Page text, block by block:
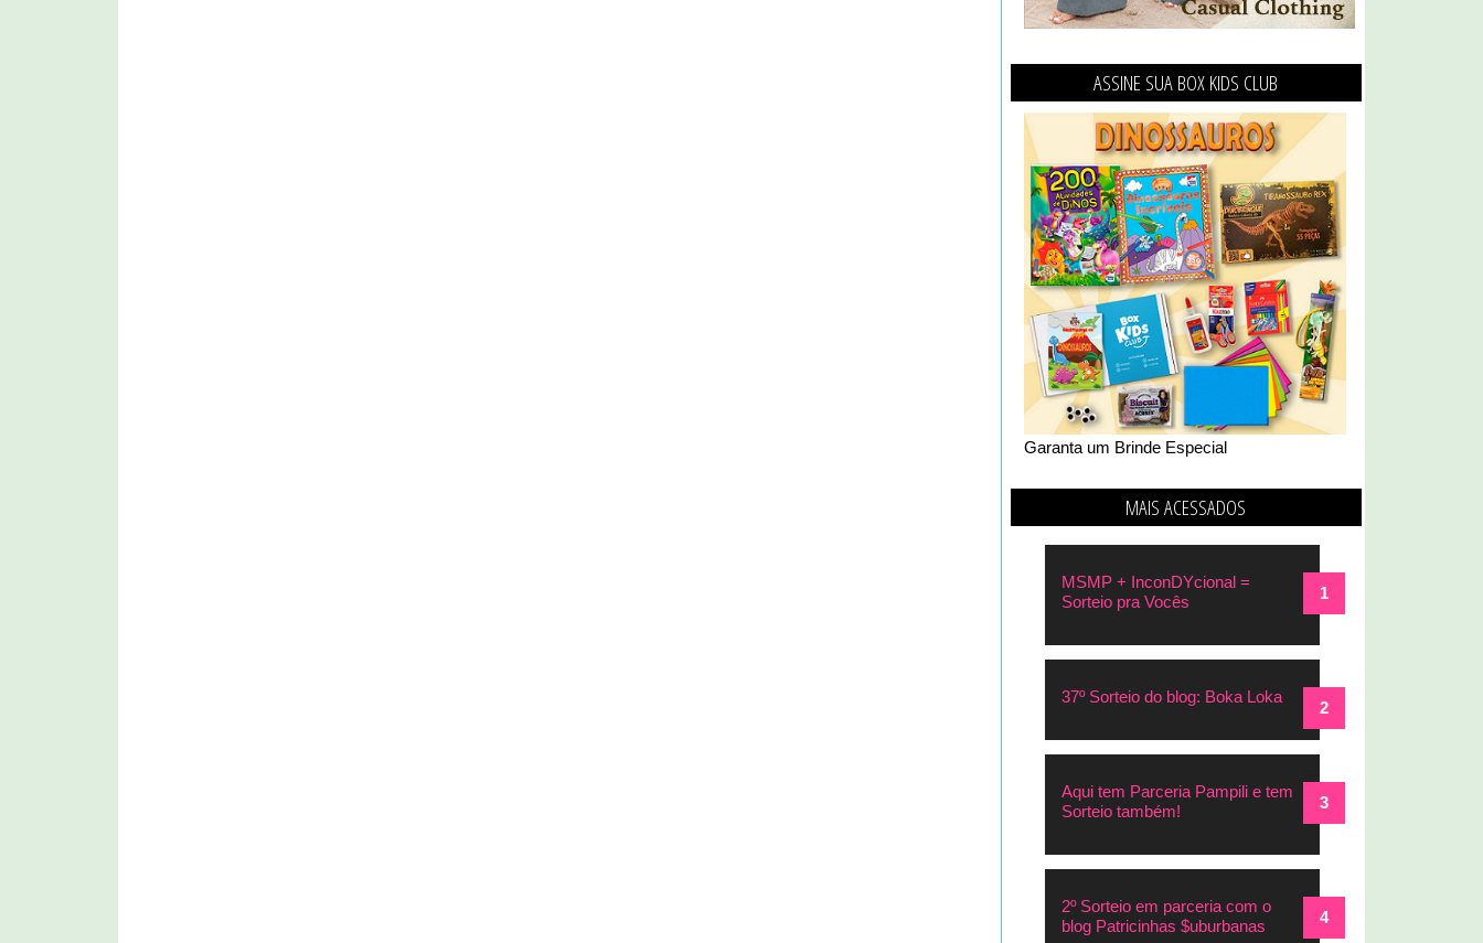
ASSINE SUA BOX KIDS CLUB
Garanta um Brinde Especial
MAIS ACESSADOS
MSMP + InconDYcional =
Sorteio pra Vocês
37º Sorteio do blog: Boka Loka
Aqui tem Parceria Pampili e tem
Sorteio também!
2º Sorteio em parceria com o
blog Patricinhas $uburbanas